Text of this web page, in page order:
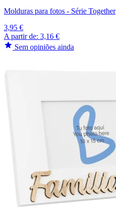
Molduras para fotos - Série Together
3,95 €
A partir de: 3,16 €
Sem opiniões ainda